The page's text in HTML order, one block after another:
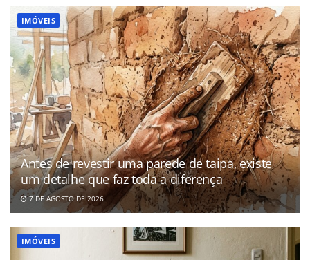
IMÓVEIS
Antes de revestir uma parede de taipa, existe
um detalhe que faz toda a diferença
7 DE AGOSTO DE 2026
IMÓVEIS